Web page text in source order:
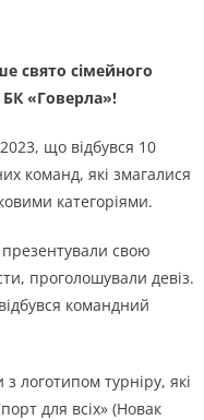
свято сімейного
«Говерла»!
що відбувся 10
команд, які змагалися
категоріями.
свою
проголошували девіз.
командний
логотипом турніру, які
для всіх» (Новак